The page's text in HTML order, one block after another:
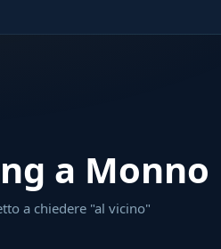
a Monno
a chiedere "al vicino"